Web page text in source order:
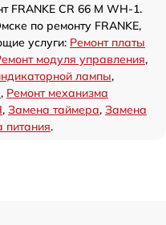
FRANKE CR 66 M WH-1.
по ремонту FRANKE,
услуги: Ремонт платы
модуля управления,
лампы,
, Ремонт механизма
, Замена таймера, Замена
.